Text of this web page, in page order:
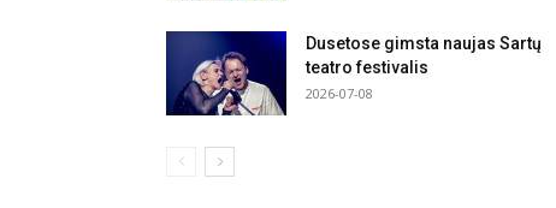
Dusetose gimsta naujas Sartų
teatro festivalis
2026-07-08